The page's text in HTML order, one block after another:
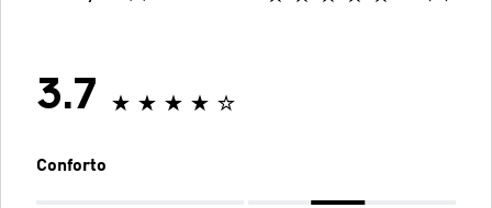
3.7
Conforto